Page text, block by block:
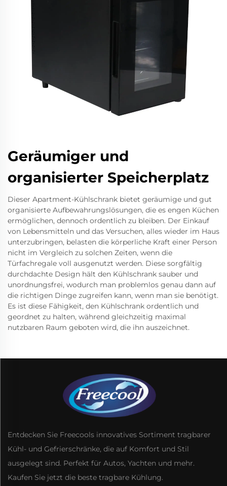
Geräumiger und
organisierter Speicherplatz
Dieser Apartment-Kühlschrank bietet geräumige und gut
organisierte Aufbewahrungslösungen, die es engen Küchen
ermöglichen, dennoch ordentlich zu bleiben. Der Einkauf
von Lebensmitteln und das Versuchen, alles wieder im Haus
unterzubringen, belasten die körperliche Kraft einer Person
nicht im Vergleich zu solchen Zeiten, wenn die
Türfachregale voll ausgenutzt werden. Diese sorgfältig
durchdachte Design hält den Kühlschrank sauber und
unordnungsfrei, wodurch man problemlos genau dann auf
die richtigen Dinge zugreifen kann, wenn man sie benötigt.
Es ist diese Fähigkeit, den Kühlschrank ordentlich und
geordnet zu halten, während gleichzeitig maximal
nutzbaren Raum geboten wird, die ihn auszeichnet.
Entdecken Sie Freecools innovatives Sortiment tragbarer
Kühl- und Gefrierschränke, die auf Komfort und Stil
ausgelegt sind. Perfekt für Autos, Yachten und mehr.
Kaufen Sie jetzt die beste tragbare Kühlung.